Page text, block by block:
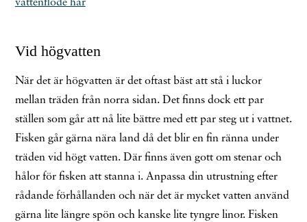
vattenflöde här
Vid högvatten
När det är högvatten är det oftast bäst att stå i luckor
mellan träden från norra sidan. Det finns dock ett par
ställen som går att nå lite bättre med ett par steg ut i vattnet.
Fisken går gärna nära land då det blir en fin ränna under
träden vid högt vatten. Där finns även gott om stenar och
hålor för fisken att stanna i. Anpassa din utrustning efter
rådande förhållanden och när det är mycket vatten använd
gärna lite längre spön och kanske lite tyngre linor. Fisken